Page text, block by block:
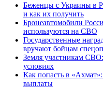
Беженцы с Украины в
и как их получить
Бронеавтомобили
используются на СВО
Государственные
вручают бойцам
Земля участникам
условиях
Как попасть в
выплаты